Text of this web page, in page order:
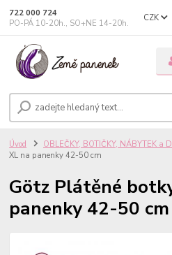
CZK
722 000 724
PO-PÁ 10-20h., SO+NE 14-20h.
Úvod OBLEČKY, BOTIČKY, NÁBYTEK a
XL na panenky 42-50 cm
Götz Plátěné
panenky 42-50 cm